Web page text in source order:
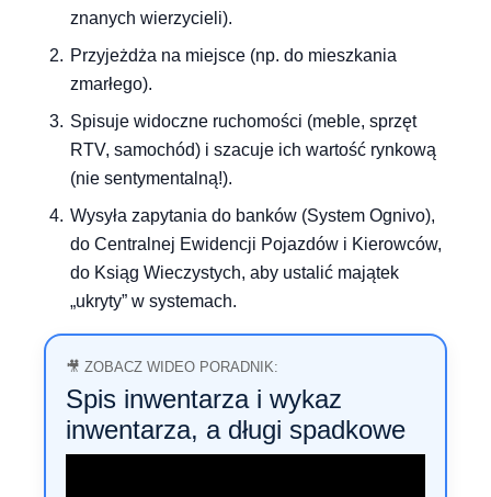
znanych wierzycieli).
Przyjeżdża na miejsce (np. do mieszkania
zmarłego).
Spisuje widoczne ruchomości (meble, sprzęt
RTV, samochód) i szacuje ich wartość rynkową
(nie sentymentalną!).
Wysyła zapytania do banków (System Ognivo),
do Centralnej Ewidencji Pojazdów i Kierowców,
do Ksiąg Wieczystych, aby ustalić majątek
„ukryty” w systemach.
🎥 ZOBACZ WIDEO PORADNIK:
Spis inwentarza i wykaz
inwentarza, a długi spadkowe